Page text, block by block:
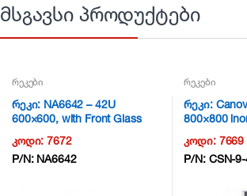
მსგავსი პროდუქტები
რეკები
რეკი: NA6642 – 42U
600×600, with Front Glass
კოდი:7672
P/N: NA6642
რეკები
რეკი:
800×800
კოდი: 7669
P/N: CSN-